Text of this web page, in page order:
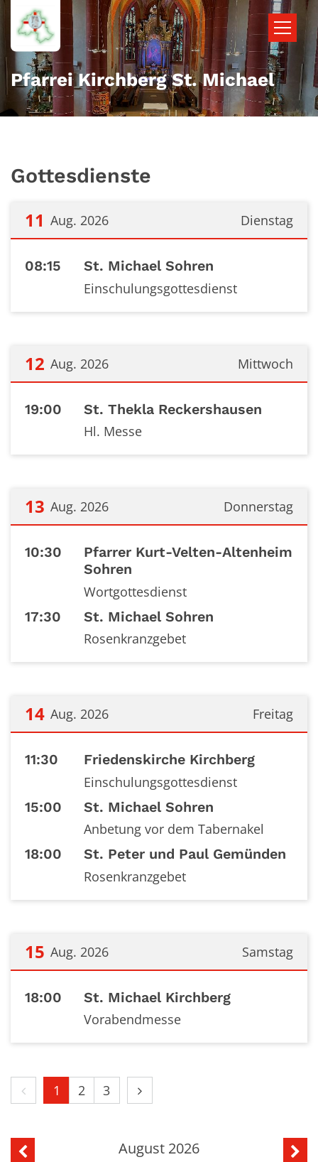
Zum Inhalt springen
Pfarrei Kirchberg St. Michael
Gottesdienste
Dienstag
11 Aug. 2026
08:15 St. Michael Sohren
Einschulungsgottesdienst
Mittwoch
12 Aug. 2026
19:00 St. Thekla Reckershausen
Hl. Messe
Donnerstag
13 Aug. 2026
10:30
Pfarrer Kurt-Velten-Altenheim
Sohren
Wortgottesdienst
17:30 St. Michael Sohren
Rosenkranzgebet
Freitag
14 Aug. 2026
11:30 Friedenskirche Kirchberg
Einschulungsgottesdienst
15:00 St. Michael Sohren
Anbetung vor dem Tabernakel
18:00 St. Peter und Paul Gemünden
Rosenkranzgebet
Samstag
15 Aug. 2026
18:00 St. Michael Kirchberg
Vorabendmesse
Vorherige Seite
1 2 3 Nächste Seite
Vorherige Seite August 2026